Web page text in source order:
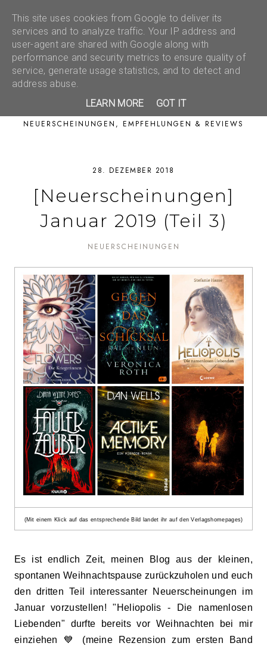
NEUERSCHEINUNGEN, EMPFEHLUNGEN & REVIEWS
28. DEZEMBER 2018
[Neuerscheinungen]
Januar 2019 (Teil 3)
NEUERSCHEINUNGEN
(Mit einem Klick auf das entsprechende Bild landet ihr auf den Verlagshomepages)
Es ist endlich Zeit, meinen Blog aus der kleinen,
spontanen Weihnachtspause zurückzuholen und euch
den dritten Teil interessanter Neuerscheinungen im
Januar vorzustellen! " Heliopolis - Die namenlosen
Liebenden" durfte bereits vor Weihnachten bei mir
einziehen
💙 (meine Rezension zum ersten Band
This site uses cookies from Google to deliver its
services and to analyze traffic. Your IP address and
user-agent are shared with Google along with
performance and security metrics to ensure quality of
service, generate usage statistics, and to detect and
address abuse.
LEARN MORE
GOT IT